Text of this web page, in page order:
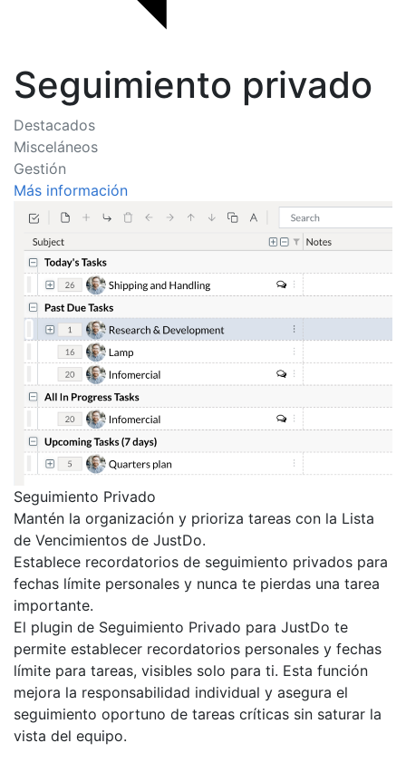
Seguimiento privado
Destacados
Misceláneos
Gestión
Más información
Seguimiento Privado
Mantén la organización y prioriza tareas con la Lista
de Vencimientos de JustDo.
Establece recordatorios de seguimiento privados para
fechas límite personales y nunca te pierdas una tarea
importante.
El plugin de Seguimiento Privado para JustDo te
permite establecer recordatorios personales y fechas
límite para tareas, visibles solo para ti. Esta función
mejora la responsabilidad individual y asegura el
seguimiento oportuno de tareas críticas sin saturar la
vista del equipo.